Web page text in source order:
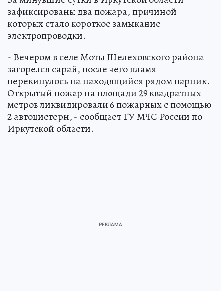
зафиксированы два пожара, причиной
которых стало короткое замыкание
электропроводки.
- Вечером в селе Моты Шелеховского района
загорелся сарай, после чего пламя
перекинулось на находящийся рядом парник.
Открытый пожар на площади 29 квадратных
метров ликвидировали 6 пожарных с помощью
2 автоцистерн, - сообщает ГУ МЧС России по
Иркутской области.